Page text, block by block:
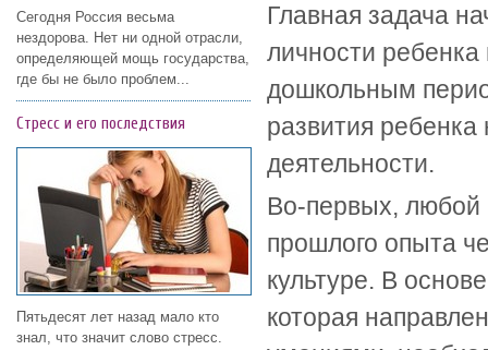
Главная задача
личности
дошкольным
развития
деятельности.
Во-первых, любой
прошлого опыта
культуре. В
которая
Сегодня Россия весьма
нездорова. Нет ни одной отрасли,
определяющей мощь государства,
где бы не было проблем...
Стресс и его последствия
Пятьдесят лет назад мало кто
знал, что значит слово стресс.